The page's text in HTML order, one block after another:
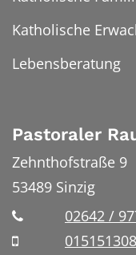
Katholische
Lebensberatung
Pastoraler
Zehnthofstraße 9
53489 Sinzig
02642 /